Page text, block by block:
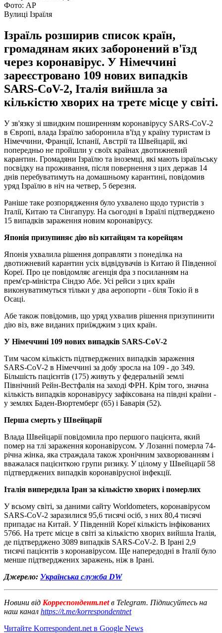
Фото: АР
Вулиці Ізраїля
Ізраїль розширив список країн,
громадянам яких заборонений в'їзд
через коронавірус. У Німеччині
зареєстровано 109 нових випадків
SARS-CoV-2, Італія вийшла за
кількістю хворих на третє місце у світі.
У зв'язку зі швидким поширенням коронавірусу SARS-CoV-2
в Європі, влада Ізраїлю заборонила в'їзд у країну туристам із
Німеччини, Франції, Іспанії, Австрії та Швейцарії, які
попередньо не пройшли у своїх країнах двотижневий
карантин. Громадяни Ізраїлю та іноземці, які мають ізраїльську
посвідку на проживання, після повернення з цих держав 14
днів перебуватимуть на домашньому карантині, повідомив
уряд Ізраїлю в ніч на четвер, 5 березня.
Раніше таке розпорядження було ухвалено щодо туристів з
Італії, Китаю та Сінгапуру. На сьогодні в Ізраїлі підтверджено
15 випадків зараження новим коронавірусу.
Японія призупиняє дію віз китайцям та корейцям
Японія ухвалила рішення доправляти з понеділка на
двотижневий карантин усіх відвідувачів із Китаю й Південної
Кореї. Про це повідомляє агенція dpa з посиланням на
прем'єр-міністра Сіндзо Абе. Усі рейси з цих країн
виконуватимуться тільки у два аеропорти - біля Токіо й в
Осаці.
Абе також повідомив, що уряд ухвалив рішення призупинити
дію віз, вже виданих приїжджим з цих країн.
У Німеччині 109 нових випадків SARS-CoV-2
Тим часом кількість підтверджених випадків зараження
SARS-CoV-2 в Німеччині за добу зросла на 109 - до 349.
Більшість пацієнтів (175) живуть у федеральній землі
Північний Рейн-Вестфалія на заході ФРН. Крім того, значна
кількість випадків коронавірусу зафіксована на півдні країни -
у землях Баден-Вюртемберг (65) і Баварія (52).
Перша смерть у Швейцарії
Влада Швейцарії повідомила про першого пацієнта, який
помер на тлі зараження коронавірусом. У Лозанні померла 74-
річна жінка, яка страждала також хронічним захворюванням і
вважалася пацієнткою групи ризику. У цілому у Швейцарії 58
підтверджених випадків коронавірусної інфекції.
Італія випередила Іран за кількістю хворих і померлих
У всьому світі, за даними сайту Worldometers, коронавірусом
SARS-CoV-2 заразилися 95,6 тисячі осіб, з них 80,4 тисячі
припадає на Китай. У Південній Кореї кількість інфікованих
5766. На третє місце в світі за кількістю хворих вийшла Італія,
де підтверджено 3089 випадків SARS-CoV-2. В Ірані 2,9
тисячі пацієнтів з коронавірусом. Ще напередодні в Італії було
менше підтверджених заражень, ніж в Ірані.
Джерело: Українська служба DW
Новини від Корреспондент.netв Telegram. Підписуйтесь на
наш канал https://t.me/korrespondentnet
Читайте Korrespondent.net в Google News